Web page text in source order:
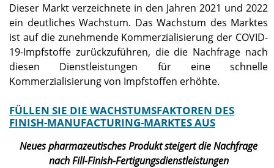
Dieser Markt verzeichnete in den Jahren 2021 und 2022
ein deutliches Wachstum. Das Wachstum des Marktes
ist auf die zunehmende Kommerzialisierung der COVID-
19-Impfstoffe zurückzuführen, die die Nachfrage nach
diesen Dienstleistungen für eine schnelle
Kommerzialisierung von Impfstoffen erhöhte.
FÜLLEN SIE DIE WACHSTUMSFAKTOREN DES
FINISH-MANUFACTURING-MARKTES AUS
Neues pharmazeutisches Produkt steigert die Nachfrage
nach Fill-Finish-Fertigungsdienstleistungen